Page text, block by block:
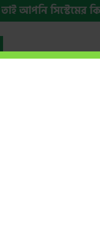
কিছু
ভর্তির মডেল